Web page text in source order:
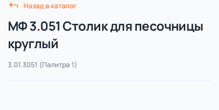
21 категория
Благоустройство территорий
Назад в каталог
МФ 3.051 Столик для песочницы
круглый
3.01.3051 (Палитра 1)